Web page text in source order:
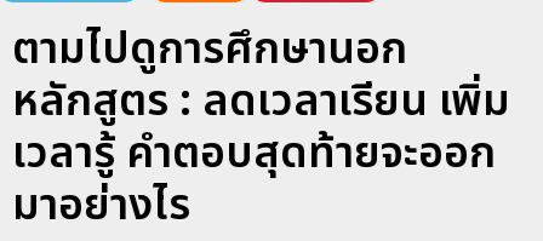
ตามไปดูการศึกษานอก
หลักสูตร : ลดเวลาเรียน เพิ่ม
เวลารู้ คำตอบสุดท้ายจะออก
มาอย่างไร